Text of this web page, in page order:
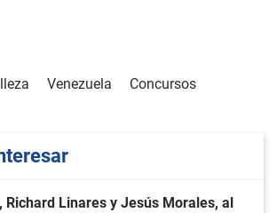
Venezuela Concursos
Richard Linares y Jesús Morales, al